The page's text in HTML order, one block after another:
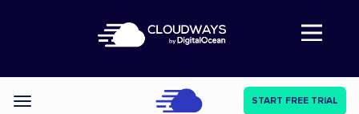
Abre a navegação
Categories START FREE TRIAL